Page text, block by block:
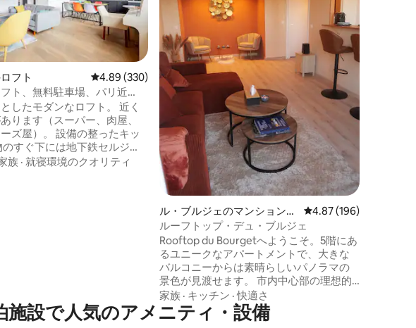
つ星の平均評価
フト レビュー330件、5つ星中4.89つ星の平均評価
4.89 (330)
ト、無料駐車場、パリ近
したモダンなロフト。 近く
ります（スーパー、肉屋、
ズ屋）。 設備の整ったキッ
すぐ下には地下鉄セルジ
ール駅（11番線）がありま
族 · 就寝環境のクオリティ
ル・ブルジェのマンション・
アパート
レビュー196件、5つ
4.87 (196)
ルーフトップ・デュ・ブルジェ
Rooftop du Bourgetへようこそ。5階にあ
るユニークなアパートメントで、大きな
バルコニーからは素晴らしいパノラマの
景色が見渡せます。 市内中心部の理想的
なロケーションで、RER Bのル・ブルジェ
駅から徒歩わずか10分。 - CDG空港から
RER Bで15分 - スタッド・ド・フランスま
家族 · キッチン ·快適さ
設で人気のアメニティ・設備